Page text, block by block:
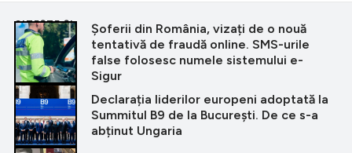
CITEȘTE ȘI
Șoferii din România, vizați de o nouă
tentativă de fraudă online. SMS-urile
false folosesc numele sistemului e-
Sigur
Declarația liderilor europeni adoptată la
Summitul B9 de la București. De ce s-a
abținut Ungaria